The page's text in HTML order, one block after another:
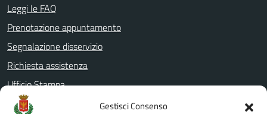
Gestisci Consenso
Leggi le FAQ
Prenotazione appuntamento
Segnalazione disservizio
Richiesta assistenza
Ufficio Stampa
Amministrazione Trasparente